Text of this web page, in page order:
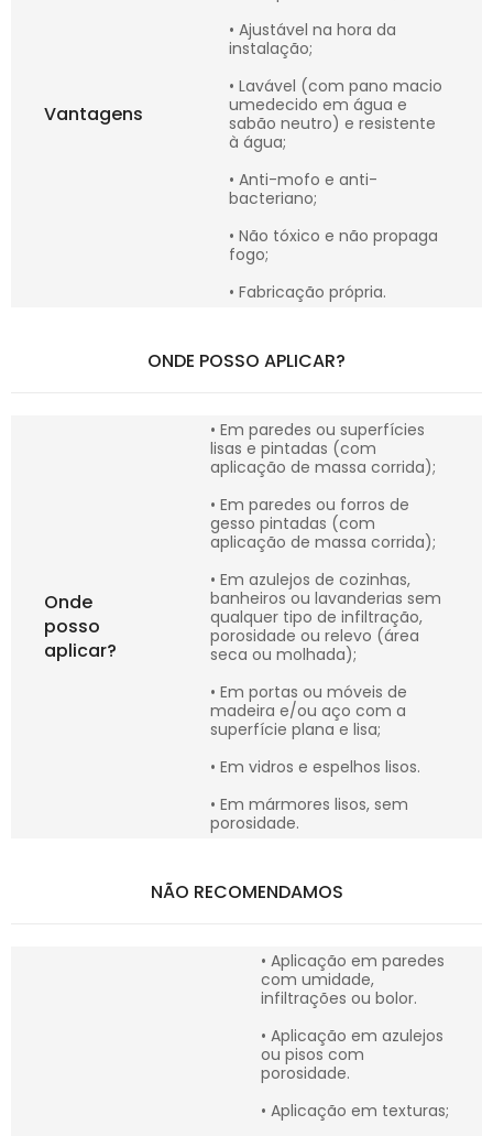
Vantagens
• Ajustável na hora da
instalação;
• Lavável (com pano macio
umedecido em água e
sabão neutro) e resistente
à água;
• Anti-mofo e anti-
bacteriano;
• Não tóxico e não propaga
fogo;
• Fabricação própria.
ONDE POSSO APLICAR?
Onde
posso
aplicar?
• Em paredes ou superfícies
lisas e pintadas (com
aplicação de massa corrida);
• Em paredes ou forros de
gesso pintadas (com
aplicação de massa corrida);
• Em azulejos de cozinhas,
banheiros ou lavanderias sem
qualquer tipo de infiltração,
porosidade ou relevo (área
seca ou molhada);
• Em portas ou móveis de
madeira e/ou aço com a
superfície plana e lisa;
• Em vidros e espelhos lisos.
• Em mármores lisos, sem
porosidade.
NÃO RECOMENDAMOS
• Aplicação em paredes
com umidade,
infiltrações ou bolor.
• Aplicação em azulejos
ou pisos com
porosidade.
• Aplicação em texturas;